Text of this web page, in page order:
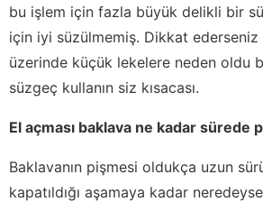
bu işlem için fazla büyük delikli bir
için iyi süzülmemiş. Dikkat ederseniz
üzerinde küçük lekelere neden oldu
süzgeç kullanın siz kısacası.
El açması baklava ne kadar sürede
Baklavanın pişmesi oldukça uzun
kapatıldığı aşamaya kadar